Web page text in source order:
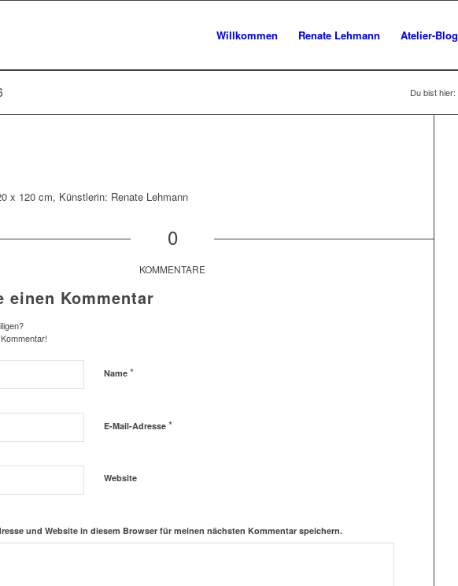
Willkommen Renate Lehmann Atelier-Blog
Du bist hier:
x 120 cm, Künstlerin: Renate Lehmann
0
KOMMENTARE
einen Kommentar
Name *
E-Mail-Adresse *
Website
und Website in diesem Browser für meinen nächsten Kommentar speichern.